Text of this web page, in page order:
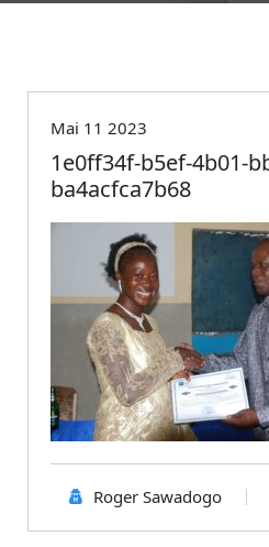
Mai 11 2023
1e0ff34f-b5ef-4b01-
ba4acfca7b68
Roger Sawadogo